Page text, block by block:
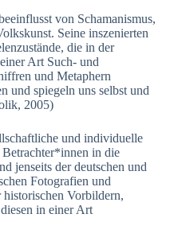
von Schamanismus,
Seine inszenierten
die in der
Art Such- und
und Metaphern
und spiegeln uns selbst und
2005)
und individuelle
in die
jenseits der deutschen und
Fotografien und
Vorbildern,
in einer Art